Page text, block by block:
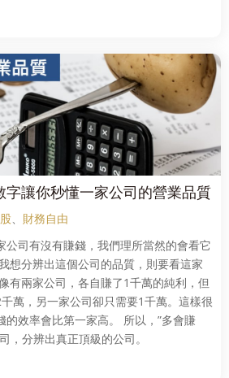
字讓你秒懂一家公司的營業品質
、 財務自由
公司有沒有賺錢，我們理所當然的會看它
想分辨出這個公司的品質，則要看這家
有兩家公司，各自賺了1千萬的純利，但
萬，另一家公司卻只需要1千萬。這樣很
的效率會比第一家高。 所以，”多會賺
，分辨出真正頂級的公司。